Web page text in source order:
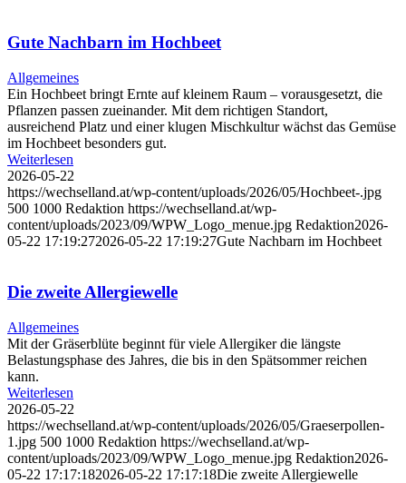
Gute Nachbarn im Hochbeet
Allgemeines
Ein Hochbeet bringt Ernte auf kleinem Raum – vorausgesetzt, die
Pflanzen passen zueinander. Mit dem richtigen Standort,
ausreichend Platz und einer klugen Mischkultur wächst das Gemüse
im Hochbeet besonders gut.
Weiterlesen
2026-05-22
https://wechselland.at/wp-content/uploads/2026/05/Hochbeet-.jpg
500 1000 Redaktion https://wechselland.at/wp-
content/uploads/2023/09/WPW_Logo_menue.jpg Redaktion2026-
05-22 17:19:272026-05-22 17:19:27Gute Nachbarn im Hochbeet
Die zweite Allergiewelle
Allgemeines
Mit der Gräserblüte beginnt für viele Allergiker die längste
Belastungsphase des Jahres, die bis in den Spätsommer reichen
kann.
Weiterlesen
2026-05-22
https://wechselland.at/wp-content/uploads/2026/05/Graeserpollen-
1.jpg 500 1000 Redaktion https://wechselland.at/wp-
content/uploads/2023/09/WPW_Logo_menue.jpg Redaktion2026-
05-22 17:17:182026-05-22 17:17:18Die zweite Allergiewelle